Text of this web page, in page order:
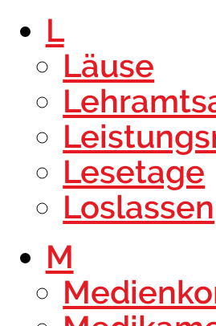
L
Läuse
Lesetage
Loslassen
M